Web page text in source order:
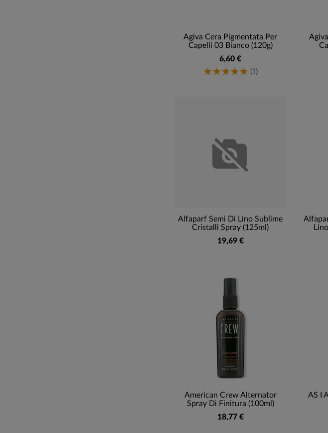
Agiva Cera Pigmentata Per
Capelli 03 Bianco (120g)
6,60 €
(1)
Alfaparf Semi Di Lino Sublime
Cristalli Spray (125ml)
19,69 €
American Crew Alternator
Spray Di Finitura (100ml)
18,77 €
AS I